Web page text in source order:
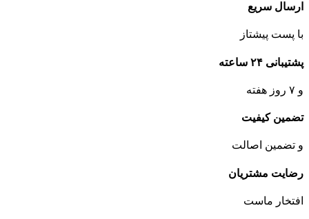
ارسال سریع
با پست پیشتاز
پشتیبانی ۲۴ ساعته
و ۷ روز هفته
تضمین کیفیت
و تضمین اصالت
رضایت مشتریان
افتخار ماست